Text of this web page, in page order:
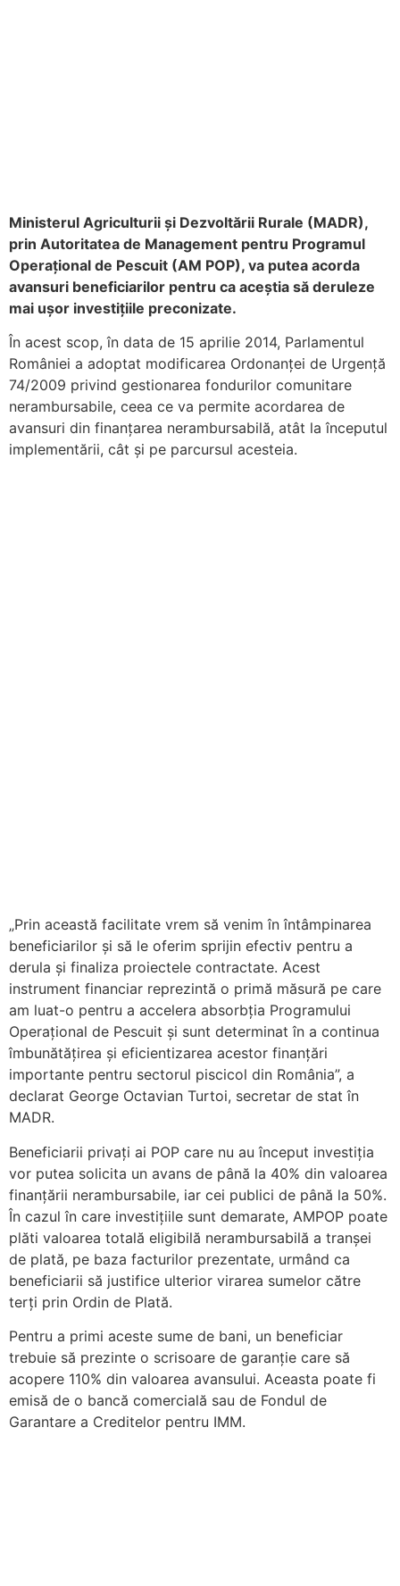
Ministerul Agriculturii și Dezvoltării Rurale (MADR),
prin Autoritatea de Management pentru Programul
Operațional de Pescuit (AM POP), va putea acorda
avansuri beneficiarilor pentru ca aceștia să deruleze
mai ușor investițiile preconizate.
În acest scop, în data de 15 aprilie 2014, Parlamentul
României a adoptat modificarea Ordonanței de Urgență
74/2009 privind gestionarea fondurilor comunitare
nerambursabile, ceea ce va permite acordarea de
avansuri din finanțarea nerambursabilă, atât la începutul
implementării, cât și pe parcursul acesteia.
„Prin această facilitate vrem să venim în întâmpinarea
beneficiarilor și să le oferim sprijin efectiv pentru a
derula și finaliza proiectele contractate. Acest
instrument financiar reprezintă o primă măsură pe care
am luat-o pentru a accelera absorbția Programului
Operațional de Pescuit și sunt determinat în a continua
îmbunătățirea și eficientizarea acestor finanțări
importante pentru sectorul piscicol din România”, a
declarat George Octavian Turtoi, secretar de stat în
MADR.
Beneficiarii privați ai POP care nu au început investiția
vor putea solicita un avans de până la 40% din valoarea
finanțării nerambursabile, iar cei publici de până la 50%.
În cazul în care investițiile sunt demarate, AMPOP poate
plăti valoarea totală eligibilă nerambursabilă a tranșei
de plată, pe baza facturilor prezentate, urmând ca
beneficiarii să justifice ulterior virarea sumelor către
terți prin Ordin de Plată.
Pentru a primi aceste sume de bani, un beneficiar
trebuie să prezinte o scrisoare de garanție care să
acopere 110% din valoarea avansului. Aceasta poate fi
emisă de o bancă comercială sau de Fondul de
Garantare a Creditelor pentru IMM.